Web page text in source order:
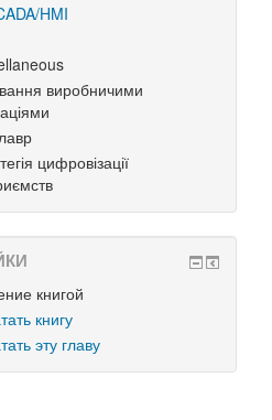
HMI
виробничими
цифровізації
книгой
книгу
эту главу